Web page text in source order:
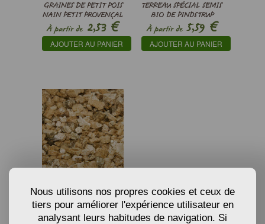
GRAINES DE PETIT POIS
NAIN PETIT PROVENÇAL
- PISUM SATIVUM
À partir de2,53 €
AJOUTER AU PANIER
TERREAU SPÉCIAL SEMIS
BIO DE PINDSTRUP
À partir de5,59 €
AJOUTER AU PANIER
CULTURES
À partir de3,34€
AJOUTER AU PANIER
Nous utilisons nos propres cookies et ceux de
tiers pour améliorer l'expérience utilisateur en
analysant leurs habitudes de navigation. Si